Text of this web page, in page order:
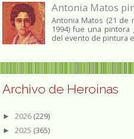
Antonia Matos
Antonia Matos (21 de
1994) fue una
del evento de pintura
Archivo de Heroinas
► 2026 (229)
► 2025 (365)